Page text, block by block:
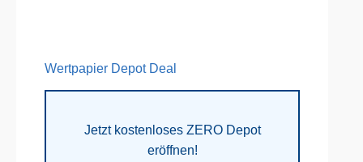
Wertpapier Depot Deal
Jetzt kostenloses ZERO Depot
eröffnen!